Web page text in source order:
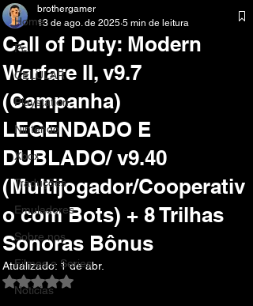
Home
Pc
CELULAR
Playstation
Nintendo
Xbox
Traduções
Emuladores
Sobre nos
Filmes e Series
Noticias
Call of Duty: Modern
Warfare II, v9.7
(Campanha)
LEGENDADO E
DUBLADO/ v9.40
(Multijogador/Cooperativ
o com Bots) + 8 Trilhas
Sonoras Bônus
brothergamer
13 de ago. de 2025 5 min de leitura
Atualizado: 1 de abr.
Avaliado com NaN de 5 estrelas.